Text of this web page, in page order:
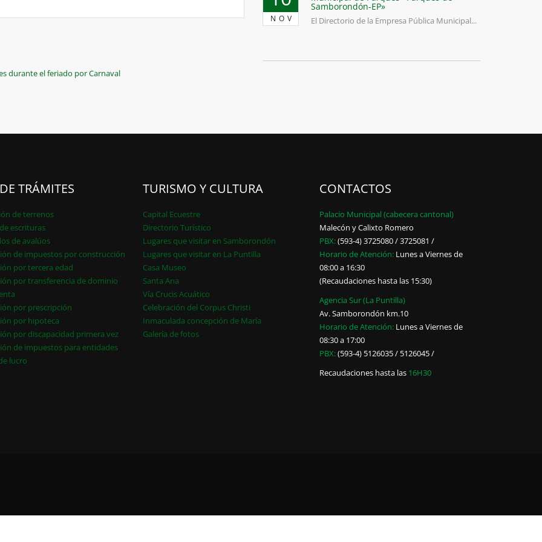
durante el feriado por Carnaval
NOV
Samborondón-EP»
El Directorio de la Empresa Pública Municipal...
TRÁMITES
de terrenos
escrituras
de avalúos
de impuestos por construcción
por tercera edad
por transferencia de dominio
por prescripción
por hipoteca
por discapacidad primera vez
de impuestos para entidades
lucro
TURISMO Y CULTURA
Capital Ecuestre
Directorio Turístico
Lugares que visitar en Samborondón
Lugares que visitar en La Puntilla
Casa Museo
Santa Ana
Vía Crucis Acuático
Celebración del Corpus Christi
Inmaculada concepción de María
Galería de fotos
CONTACTOS
Palacio Municipal (cabecera cantonal)
Malecón y Calixto Romero
PBX:(593-4) 3725080 / 3725081 /
Horario de Atención:Lunes a Viernes de
08:00 a 16:30
(Recaudaciones hasta las 15:30)
Agencia Sur (La Puntilla)
Av. Samborondón km.10
Horario de Atención:Lunes a Viernes de
08:30 a 17:00
PBX:(593-4) 5126035 / 5126045 /
Recaudaciones hasta las 16H30